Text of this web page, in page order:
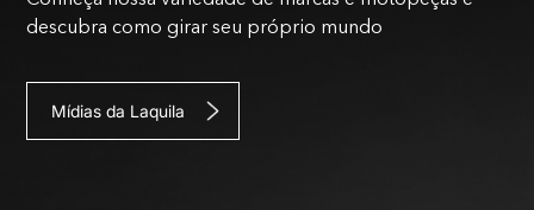
descubra como girar seu próprio mundo
Mídias da Laquila